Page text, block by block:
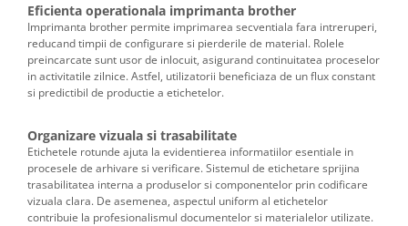
Eficienta operationala imprimanta brother
Imprimanta brother permite imprimarea secventiala fara intreruperi,
reducand timpii de configurare si pierderile de material. Rolele
preincarcate sunt usor de inlocuit, asigurand continuitatea proceselor
in activitatile zilnice. Astfel, utilizatorii beneficiaza de un flux constant
si predictibil de productie a etichetelor.
Organizare vizuala si trasabilitate
Etichetele rotunde ajuta la evidentierea informatiilor esentiale in
procesele de arhivare si verificare. Sistemul de etichetare sprijina
trasabilitatea interna a produselor si componentelor prin codificare
vizuala clara. De asemenea, aspectul uniform al etichetelor
contribuie la profesionalismul documentelor si materialelor utilizate.